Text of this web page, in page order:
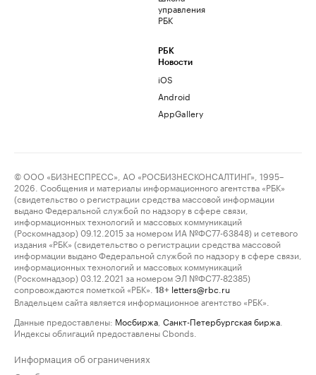
управления
РБК
РБК
Новости
iOS
Android
AppGallery
© ООО «БИЗНЕСПРЕСС», АО «РОСБИЗНЕСКОНСАЛТИНГ», 1995–
2026. Сообщения и материалы информационного агентства «РБК»
(свидетельство о регистрации средства массовой информации
выдано Федеральной службой по надзору в сфере связи,
информационных технологий и массовых коммуникаций
(Роскомнадзор) 09.12.2015 за номером ИА №ФС77-63848) и сетевого
издания «РБК» (свидетельство о регистрации средства массовой
информации выдано Федеральной службой по надзору в сфере связи,
информационных технологий и массовых коммуникаций
(Роскомнадзор) 03.12.2021 за номером ЭЛ №ФС77-82385)
сопровождаются пометкой «РБК».
18+ letters@rbc.ru
Владельцем сайта является информационное агентство «РБК».
Данные предоставлены: Мосбиржа Санкт-Петербургская биржа
Индексы облигаций предоставлены Cbonds.
Информация об ограничениях